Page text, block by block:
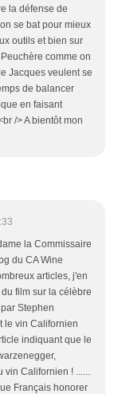
la défense de
se bat pour mieux
outils et bien sur
comme on
Jacques veulent se
de balancer
en faisant
/> A bientôt mon
la Commissaire
du CA Wine
articles, j'en
film sur la célèbre
Stephen
le vin Californien
indiquant que le
vin Californien ! ......
Français honorer